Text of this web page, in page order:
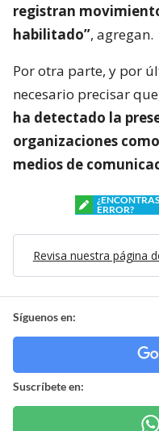
registran
habilitado”, agregan.
Por otra parte, y por
necesario precisar
ha detectado la
organizaciones
medios de
ERROR?
Revisa nuestra página
Síguenos en:
Suscríbete en: